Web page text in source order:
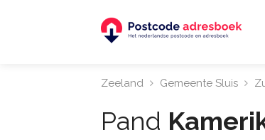
Zeeland Gemeente Sluis
Pand